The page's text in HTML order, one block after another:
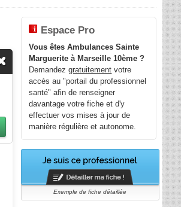
Espace Pro
Vous êtes Ambulances Sainte
Marguerite à Marseille 10ème ?
Demandezgratuitement votre
accès au "portail du professionnel
santé" afin de renseigner
davantage votre fiche et d'y
effectuer vos mises à jour de
manière régulière et autonome.
Exemple de fiche détaillée